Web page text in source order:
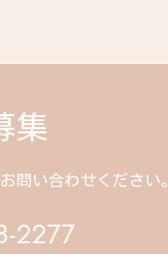
集
お問い合わせください
2277